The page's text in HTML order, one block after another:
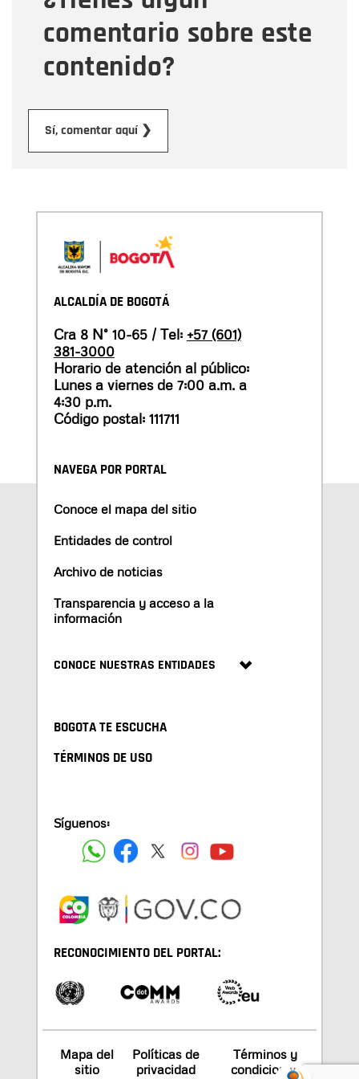
comentario sobre este
contenido?
Sí, comentar aquí ❯
ALCALDÍA DE BOGOTÁ
Cra 8 N° 10-65 / Tel: +57 (601)
381-3000
Horario de atención al público:
Lunes a viernes de 7:00 a.m. a
4:30 p.m.
Código postal: 111711
NAVEGA POR PORTAL
Conoce el mapa del sitio
Entidades de control
Archivo de noticias
Transparencia y acceso a la
información
CONOCE NUESTRAS ENTIDADES
BOGOTA TE ESCUCHA
TÉRMINOS DE USO
Síguenos:
RECONOCIMIENTO DEL PORTAL:
Mapa del
sitio
Políticas de
privacidad
Términos y
condiciones